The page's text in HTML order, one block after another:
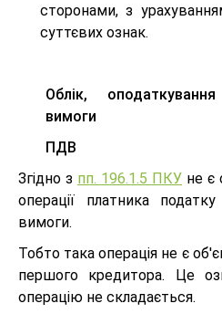
сторонами, з
суттєвих ознак.
Облік,
вимоги
ПДВ
Згідно з пп. 196.1.5 ПКУ не є
операції платника
вимоги.
Тобто така операція не є
першого кредитора. Це
операцію не складається.